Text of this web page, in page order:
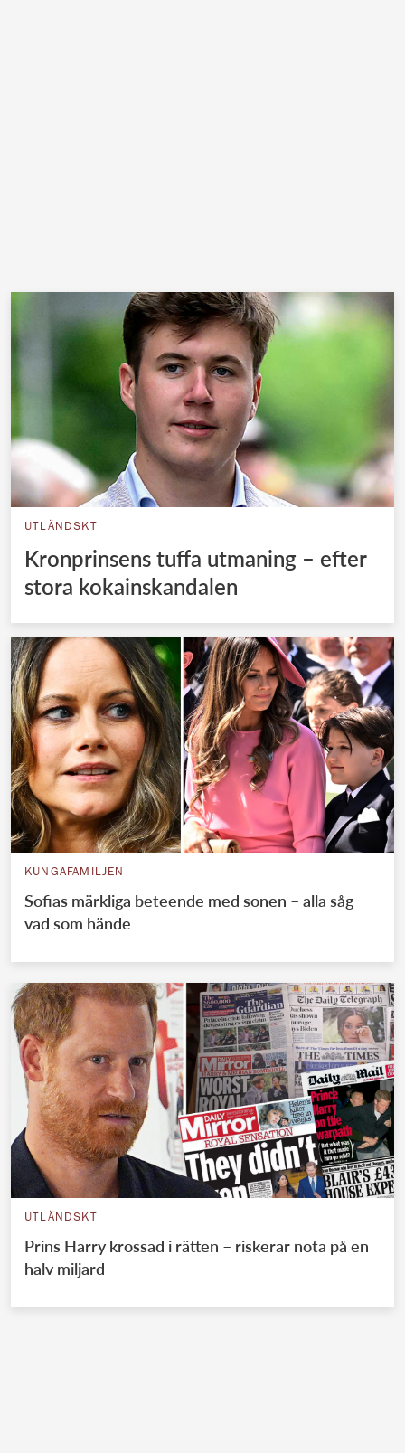
UTLÄNDSKT
Kronprinsens tuffa utmaning – efter
stora kokainskandalen
KUNGAFAMILJEN
Sofias märkliga beteende med sonen – alla såg
vad som hände
UTLÄNDSKT
Prins Harry krossad i rätten – riskerar nota på en
halv miljard